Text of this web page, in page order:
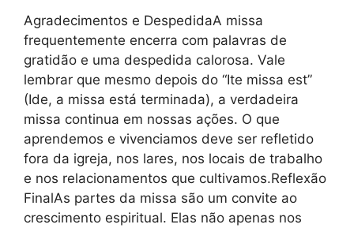
Agradecimentos e DespedidaA missa
frequentemente encerra com palavras de
gratidão e uma despedida calorosa. Vale
lembrar que mesmo depois do “Ite missa est”
(Ide, a missa está terminada), a verdadeira
missa continua em nossas ações. O que
aprendemos e vivenciamos deve ser refletido
fora da igreja, nos lares, nos locais de trabalho
e nos relacionamentos que cultivamos.Reflexão
FinalAs partes da missa são um convite ao
crescimento espiritual. Elas não apenas nos